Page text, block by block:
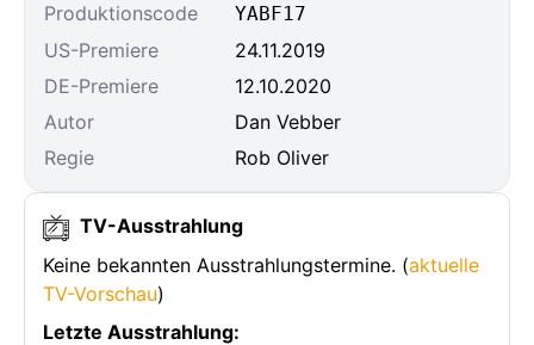
Produktionscode
YABF17
US-Premiere
24.11.2019
DE-Premiere
12.10.2020
Autor
Dan Vebber
Regie
Rob Oliver
TV-Ausstrahlung
Keine bekannten Ausstrahlungstermine. (aktuelle
TV-Vorschau)
Letzte Ausstrahlung: